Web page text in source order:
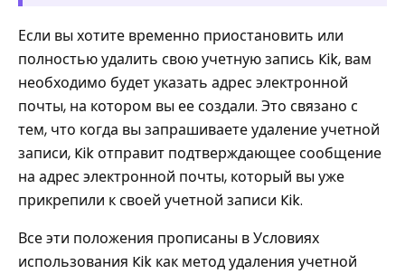
Если вы хотите временно приостановить или
полностью удалить свою учетную запись Kik, вам
необходимо будет указать адрес электронной
почты, на котором вы ее создали. Это связано с
тем, что когда вы запрашиваете удаление учетной
записи, Kik отправит подтверждающее сообщение
на адрес электронной почты, который вы уже
прикрепили к своей учетной записи Kik.
Все эти положения прописаны в Условиях
использования Kik как метод удаления учетной